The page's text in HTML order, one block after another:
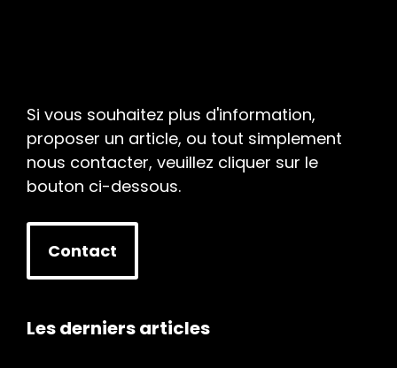
Si vous souhaitez plus d'information,
proposer un article, ou tout simplement
nous contacter, veuillez cliquer sur le
bouton ci-dessous.
Contact
Les derniers articles